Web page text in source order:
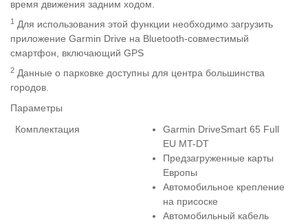
время движения задним ходом.
1 Для использования этой функции необходимо загрузить
приложение Garmin Drive на Bluetooth-совместимый
смартфон, включающий GPS
2 Данные о парковке доступны для центра большинства
городов.
Параметры
Комплектация
Garmin DriveSmart 65 Full
EU MT-DT
Предзагруженные карты
Европы
Автомобильное крепление
на присоске
Автомобильный кабель